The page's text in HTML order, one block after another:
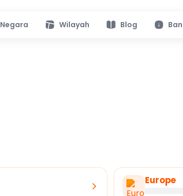
Negara Wilayah Blog
Europe